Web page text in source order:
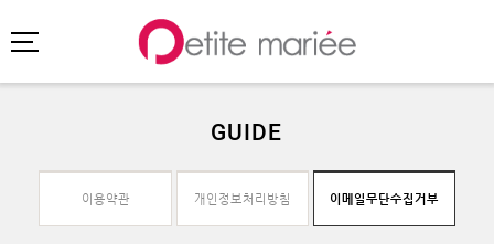
GUIDE
이용약관 개인정보처리방침 이메일무단수집거부